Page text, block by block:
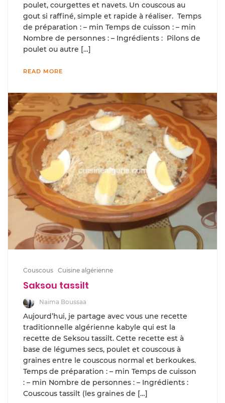
poulet, courgettes et navets. Un couscous au
gout si raffiné, simple et rapide à réaliser. Temps
de préparation : – min Temps de cuisson : – min
Nombre de personnes : – Ingrédients : Pilons de
poulet ou autre […]
READ MORE
Couscous Cuisine algérienne
Saksou tassilt
Naima Boussaa
Aujourd’hui, je partage avec vous une recette
traditionnelle algérienne kabyle qui est la
recette de Seksou tassilt. Cette recette est à
base de légumes secs, poulet et couscous à
graines entre le couscous normal et berkoukes.
Temps de préparation : – min Temps de cuisson
: – min Nombre de personnes : – Ingrédients :
Couscous tassilt (les graines de […]